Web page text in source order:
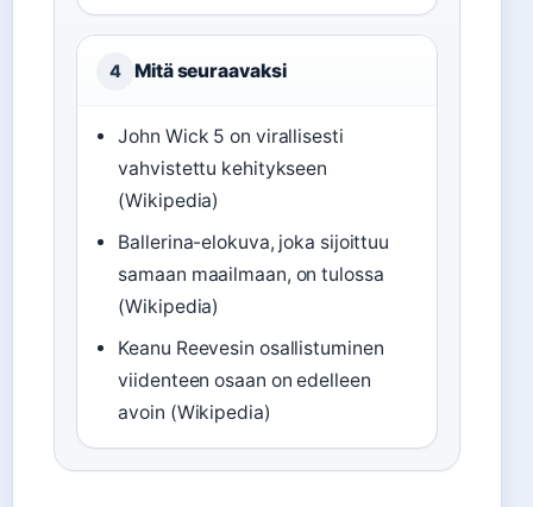
4 Mitä seuraavaksi
John Wick 5 on virallisesti
vahvistettu kehitykseen
(Wikipedia)
Ballerina-elokuva, joka sijoittuu
samaan maailmaan, on tulossa
(Wikipedia)
Keanu Reevesin osallistuminen
viidenteen osaan on edelleen
avoin (Wikipedia)